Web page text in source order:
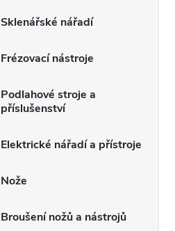
Sklenářské nářadí
Frézovací nástroje
Podlahové stroje a
příslušenství
Elektrické nářadí a přístroje
Nože
Broušení nožů a nástrojů